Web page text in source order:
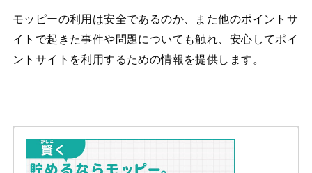
モッピーの利用は安全であるのか、また他のポイントサ
イトで起きた事件や問題についても触れ、安心してポイ
ントサイトを利用するための情報を提供します。